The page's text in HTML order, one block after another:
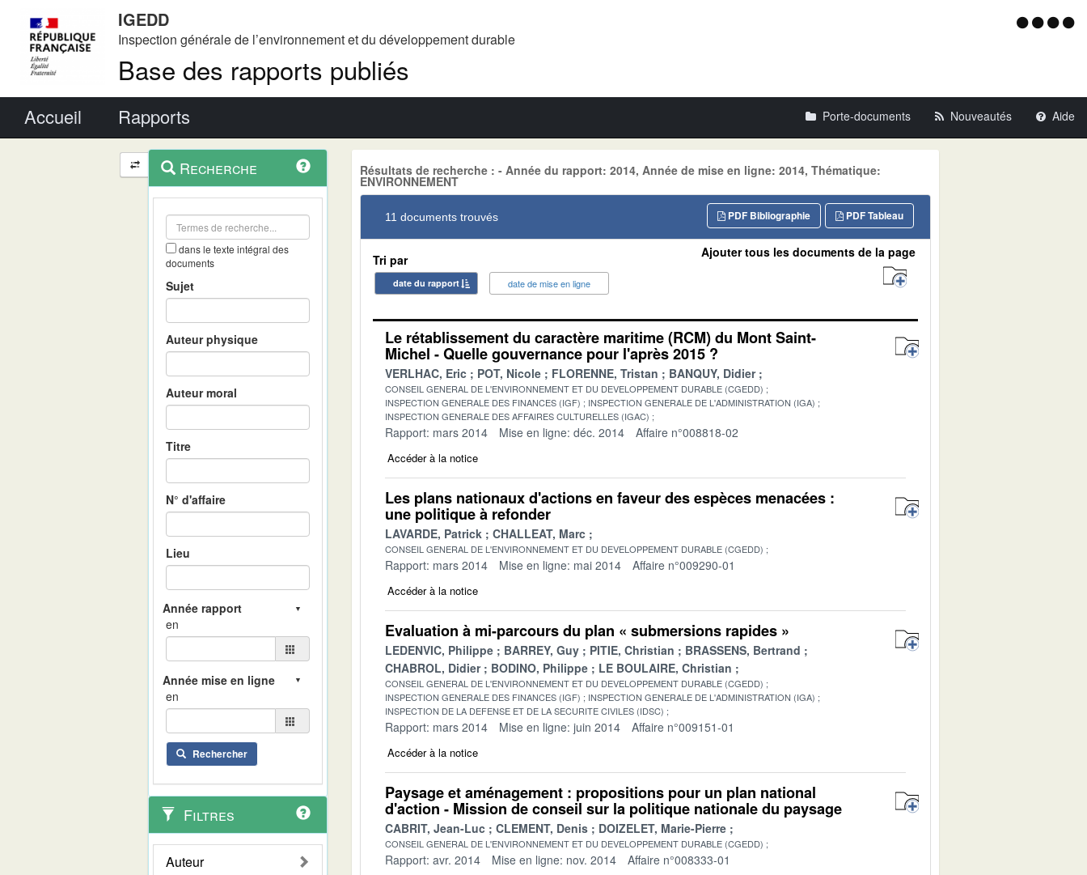
IGEDD
Inspection générale de l’environnement et du développement durable
Base des rapports publiés
Menu
Accueil Rapports Porte-documents Nouveautés Aide
Navigation
et
outils
contextuel
Recherche
dans le texte intégral des
documents
Sujet
Auteur physique
Auteur moral
Titre
N° d'affaire
Lieu
en
en
Rechercher
Filtres
Auteur
Résultats de recherche : - Année du rapport: 2014, Année de mise en ligne: 2014, Thématique:
ENVIRONNEMENT
11 documents trouvés PDF Tableau
PDF Bibliographie
Tri par
date du rapport date de mise en ligne
Ajouter tous les documents de la page
Le rétablissement du caractère maritime (RCM) du Mont Saint-
Michel - Quelle gouvernance pour l'après 2015 ?
VERLHAC, Eric POT, Nicole FLORENNE, Tristan BANQUY, Didier
CONSEIL GENERAL DE L'ENVIRONNEMENT ET DU DEVELOPPEMENT DURABLE (CGEDD)
INSPECTION GENERALE DES FINANCES (IGF)
INSPECTION GENERALE DE L'ADMINISTRATION (IGA)
INSPECTION GENERALE DES AFFAIRES CULTURELLES (IGAC)
Rapport: mars 2014 Mise en ligne: déc. 2014 Affaire n°008818-02
Accéder à la notice
Les plans nationaux d'actions en faveur des espèces menacées :
une politique à refonder
LAVARDE, Patrick CHALLEAT, Marc
CONSEIL GENERAL DE L'ENVIRONNEMENT ET DU DEVELOPPEMENT DURABLE (CGEDD)
Rapport: mars 2014 Mise en ligne: mai 2014 Affaire n°009290-01
Accéder à la notice
Evaluation à mi-parcours du plan « submersions rapides »
LEDENVIC, Philippe BARREY, Guy PITIE, Christian
BRASSENS, Bertrand
CHABROL, Didier
BODINO, Philippe LE BOULAIRE, Christian
CONSEIL GENERAL DE L'ENVIRONNEMENT ET DU DEVELOPPEMENT DURABLE (CGEDD)
INSPECTION GENERALE DES FINANCES (IGF)
INSPECTION GENERALE DE L'ADMINISTRATION (IGA)
INSPECTION DE LA DEFENSE ET DE LA SECURITE CIVILES (IDSC)
Rapport: mars 2014 Mise en ligne: juin 2014 Affaire n°009151-01
Accéder à la notice
Paysage et aménagement : propositions pour un plan national
d'action - Mission de conseil sur la politique nationale du paysage
CABRIT, Jean-Luc CLEMENT, Denis DOIZELET, Marie-Pierre
CONSEIL GENERAL DE L'ENVIRONNEMENT ET DU DEVELOPPEMENT DURABLE (CGEDD)
Rapport: avr. 2014 Mise en ligne: nov. 2014 Affaire n°008333-01